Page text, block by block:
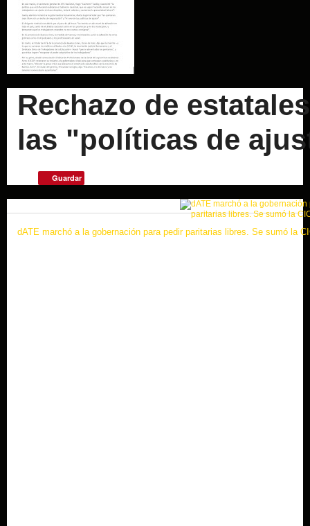
Rechazo de
las "políticas de
Guardar
dATE marchó a la gobernación para pedir paritarias libres. Se sumó la